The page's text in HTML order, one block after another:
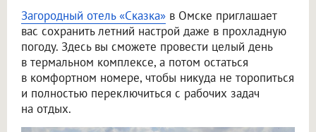
Загородный отель «Сказка» в Омске приглашает
вас сохранить летний настрой даже в прохладную
погоду. Здесь вы сможете провести целый день
в термальном комплексе, а потом остаться
в комфортном номере, чтобы никуда не торопиться
и полностью переключиться с рабочих задач
на отдых.